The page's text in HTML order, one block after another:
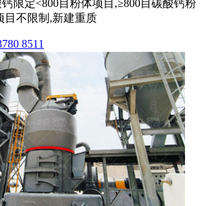
限定<800目粉体项目,≥800目碳酸钙粉
目不限制,新建重质
8511